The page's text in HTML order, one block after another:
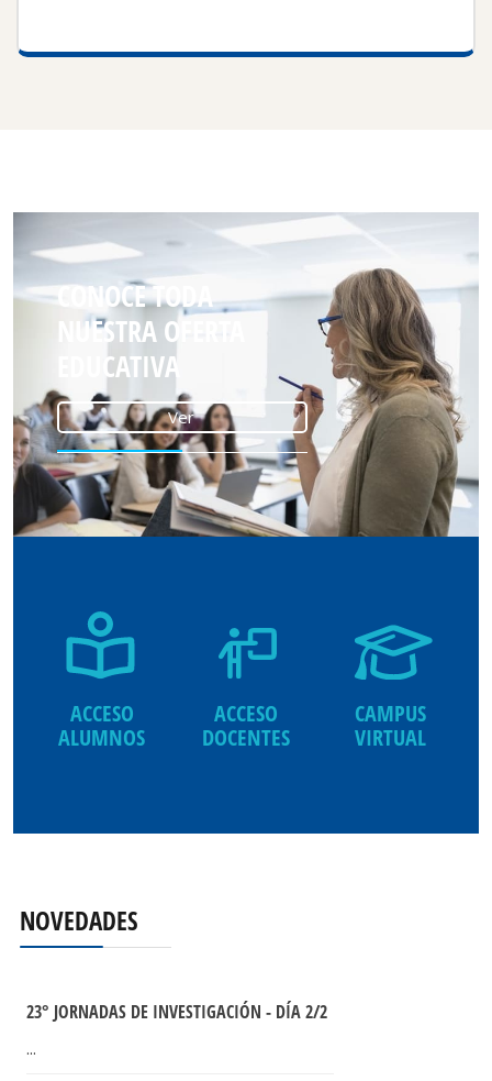
CONOCE TODA
NUESTRA OFERTA
EDUCATIVA
Ver
ACCESO
ALUMNOS
ACCESO
DOCENTES
CAMPUS
VIRTUAL
NOVEDADES
23° JORNADAS DE INVESTIGACIÓN - DÍA 2/2
...